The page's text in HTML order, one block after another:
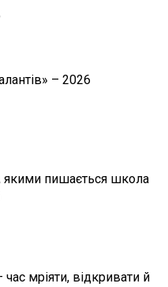
– 2026
якими пишається школа
мріяти, відкривати й